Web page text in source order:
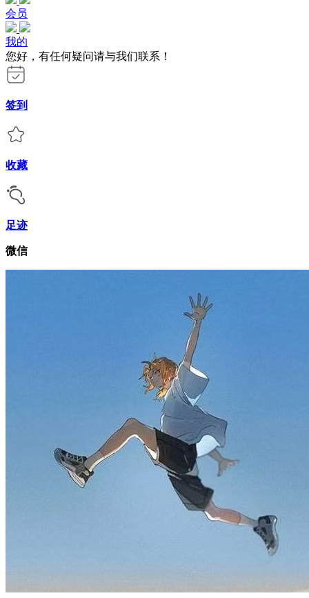
会员
我的
您好，有任何疑问请与我们联系！
签到
收藏
足迹
微信